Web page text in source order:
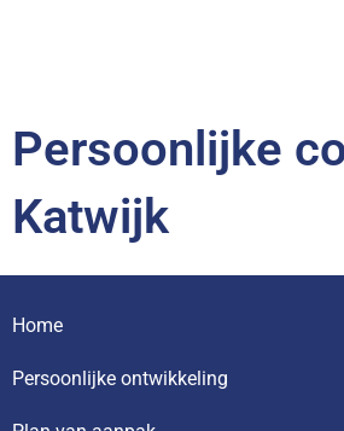
Persoonlijke
Katwijk
Home
Persoonlijke ontwikkeling